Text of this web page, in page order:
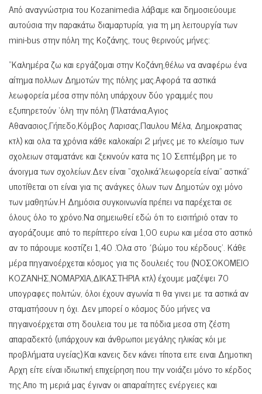
Από αναγνώστρια του Kozanimedia λάβαμε και δημοσιεύουμε
αυτούσια την παρακάτω διαμαρτυρία, για τη μη λειτουργία των
mini-bus στην πόλη της Κοζάνης, τους θερινούς μήνες:
“Kαλημέρα ζω και εργάζομαι στην Κοζάνη,θέλω να αναφέρω ένα
αίτημα πολλων Δημοτών της πόλης μας.Αφορά τα αστικά
λεωφορεία μέσα στην πόλη υπάρχουν δύο γραμμές που
εξυπηρετούν ‘όλη την πόλη (Πλατάνια,Αγιος
Αθανασιος,Γήπεδο,Κόμβος Λαρισας,Παυλου Μέλα, Δημοκρατιας
κτλ) και ολα τα χρόνια κάθε καλοκαίρι 2 μήνες με το κλείσιμο των
σχολειων σταματάνε και ξεκινούν κατα τις 10 Σεπτέμβρη με το
άνοιγμα των σχολείων.Δεν είναι “σχολικά”λεωφορεία είναι” αστικά”
υποτίθεται οτι είναι για τις ανάγκες όλων των Δημοτών οχι μόνο
των μαθητών.Η Δημόσια συγκοινωνία πρέπει να παρέχεται σε
όλους όλο το χρόνο.Να σημειωθεί εδώ ότι το εισιτήριό οταν το
αγοράζουμε από το περίπτερο είναι 1,00 ευρω και μέσα στο αστικό
αν το πάρουμε κοστίζει 1,40 .Όλα στο ΄βώμο του κέρδους’. Κάθε
μέρα πηγαινοέρχεται κόσμος για τις δουλειές του (ΝΟΣΟΚΟΜΕΙΟ
ΚΟΖΑΝΗΣ,ΝΟΜΑΡΧΙΑ,ΔΙΚΑΣΤΗΡΙΑ κτλ) έχουμε μαζέψει 70
υπογραφες πολιτών, όλοι έχουν αγωνία τι θα γινει με τα αστικά αν
σταματήσουν η όχι. Δεν μπορεί ο κόσμος δύο μήνες να
πηγαινοέρχεται στη δουλεια του με τα πόδια μεσα στη ζέστη
απαραδεκτό (υπάρχουν και άνθρωποι μεγάλης ηλικίας κόι με
προβλήματα υγείας).Και κανεις δεν κάνει τίποτα ειτε ειναι Δημοτικη
Αρχη είτε είναι ιδιωτική επιχείρηση που την νοιάζει μόνο το κέρδος
της.Απο τη μεριά μας έγιναν οι απαραίτητες ενέργειες και